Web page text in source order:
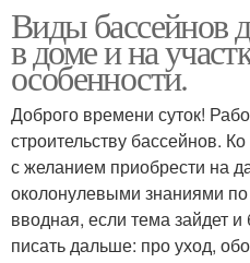
Виды бассейнов
в доме и на
особенности.
Доброго времени суток!
строительству бассейнов.
с желанием приобрести на
околонулевыми знаниями по
вводная, если тема зайдет
писать дальше: про уход,